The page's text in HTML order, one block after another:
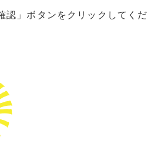
認」ボタンをクリックしてくだ